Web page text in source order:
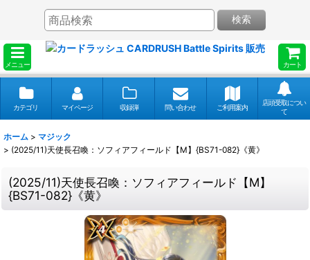
メニュー カート
検索
カテゴリ マイページ 収録弾 問い合わせ ご利用案内
店頭受取につい
て
ホーム > マジック
> (2025/11)天使長召喚：ソフィアフィールド【M】{BS71-082}《黄》
(2025/11)天使長召喚：ソフィアフィールド【M】
{BS71-082}《黄》